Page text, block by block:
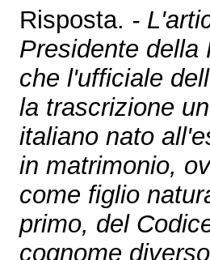
Risposta. -
Presidente della
che l'ufficiale
la trascrizione
italiano nato
in matrimonio,
come figlio
primo, del
cognome